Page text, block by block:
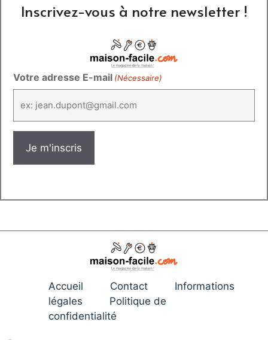
Inscrivez-vous à notre newsletter !
Votre adresse E-mail (Nécessaire)
Accueil Contact
Informations
légales
Politique de
confidentialité